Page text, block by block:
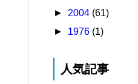
► 2004 (61)
► 1976 (1)
人気記事